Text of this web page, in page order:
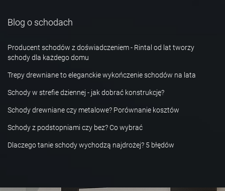
Blog o schodach
Producent schodów z doświadczeniem - Rintal od lat tworzy
schody dla każdego domu
Trepy drewniane to eleganckie wykończenie schodów na lata
Schody w strefie dziennej - jak dobrać konstrukcję?
Schody drewniane czy metalowe? Porównanie kosztów
Schody z podstopniami czy bez? Co wybrać
Dlaczego tanie schody wychodzą najdrożej? 5 błędów